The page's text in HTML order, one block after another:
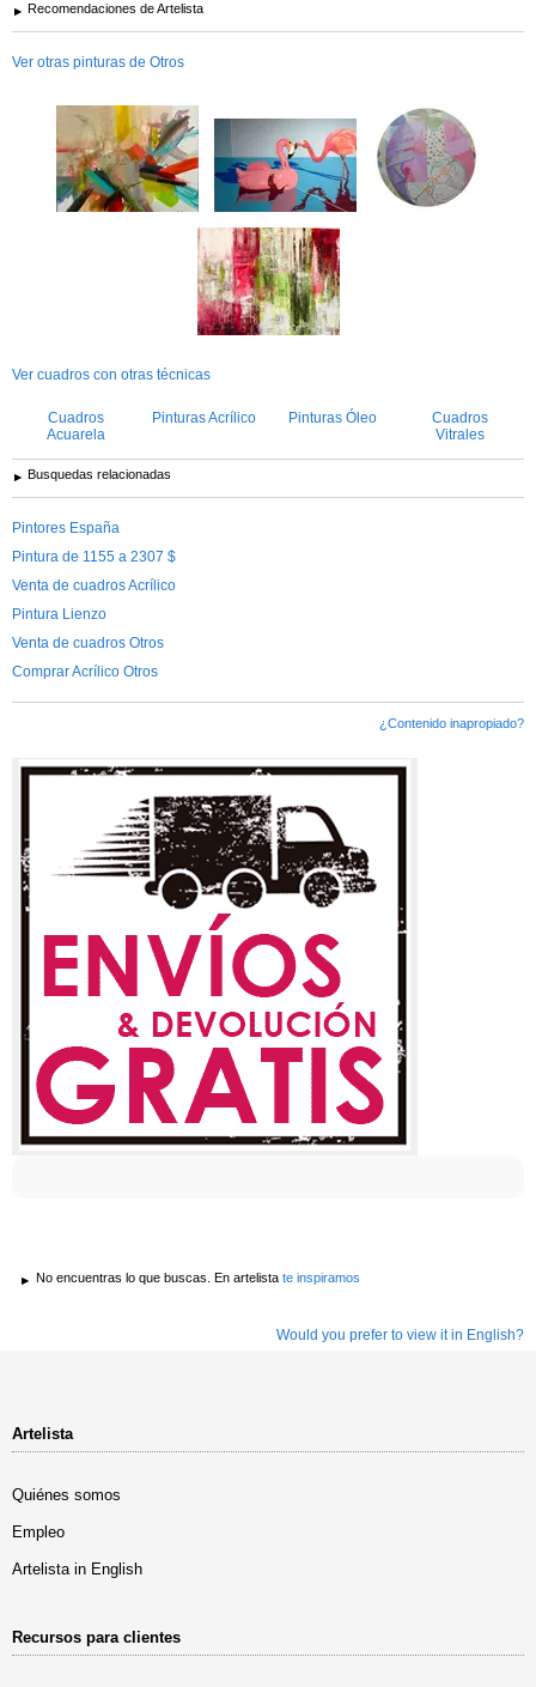
Recomendaciones de Artelista
Ver otras pinturas de Otros
Ver cuadros con otras técnicas
Cuadros
Acuarela
Pinturas Acrílico Pinturas Óleo
Cuadros
Vitrales
Busquedas relacionadas
Pintores España
Pintura de 1155 a 2307 $
Venta de cuadros Acrílico
Pintura Lienzo
Venta de cuadros Otros
Comprar Acrílico Otros
¿Contenido inapropiado?
No encuentras lo que buscas. En artelista te inspiramos
Would you prefer to view it in English?
Artelista
Quiénes somos
Empleo
Artelista in English
Recursos para clientes